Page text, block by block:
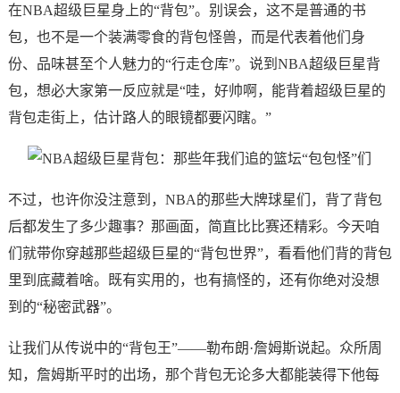
在NBA超级巨星身上的“背包”。别误会，这不是普通的书
包，也不是一个装满零食的背包怪兽，而是代表着他们身
份、品味甚至个人魅力的“行走仓库”。说到NBA超级巨星背
包，想必大家第一反应就是“哇，好帅啊，能背着超级巨星的
背包走街上，估计路人的眼镜都要闪瞎。”
不过，也许你没注意到，NBA的那些大牌球星们，背了背包
后都发生了多少趣事？那画面，简直比比赛还精彩。今天咱
们就带你穿越那些超级巨星的“背包世界”，看看他们背的背包
里到底藏着啥。既有实用的，也有搞怪的，还有你绝对没想
到的“秘密武器”。
让我们从传说中的“背包王”——勒布朗·詹姆斯说起。众所周
知，詹姆斯平时的出场，那个背包无论多大都能装得下他每